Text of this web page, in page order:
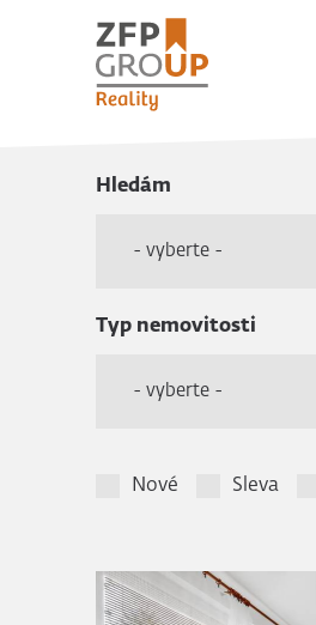
Hledám
- vyberte -
Typ nemovitosti
- vyberte -
Nové Sleva